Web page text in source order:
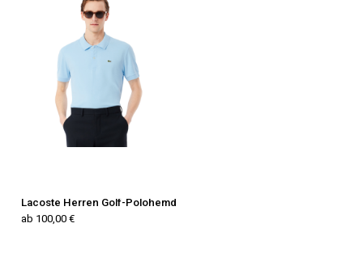
Lacoste Herren Golf-Polohemd
ab 100,00 €